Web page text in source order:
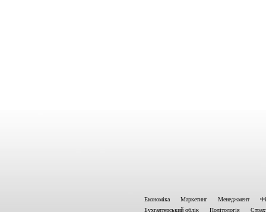
Економіка Маркетинг Менеджмент
Бухгалтерський облік
Політологія